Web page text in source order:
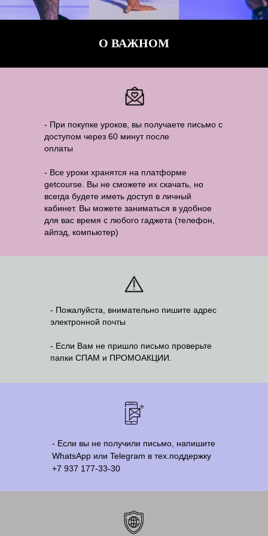
О ВАЖНОМ
- При покупке уроков, вы получаете письмо с
доступом через 60 минут после
оплаты
- Все уроки хранятся на платформе
getcourse. Вы не сможете их скачать, но
всегда будете иметь доступ в личный
кабинет. Вы можете заниматься в удобное
для вас время с любого гаджета (телефон,
айпэд, компьютер)
- Пожалуйста, внимательно пишите адрес
электронной почты
- Если Вам не пришло письмо проверьте
папки СПАМ и ПРОМОАКЦИИ.
- Если вы не получили письмо, напишите
WhatsApp или Telegram в тех.поддержку
+7 937 177-33-30